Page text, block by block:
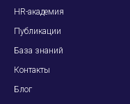
HR-академия
Публикации
База знаний
Контакты
Блог